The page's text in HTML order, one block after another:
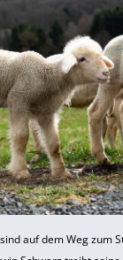
auf dem Weg zum